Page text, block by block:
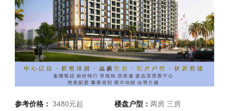
参考价格：3480元起 楼盘户型： 两房 三房